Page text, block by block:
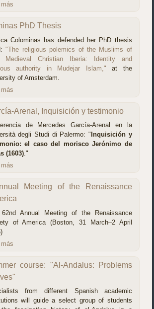
más
PhD Thesis
Colominas has defended her PhD thesis
"The religious polemics of the Muslims of
Medieval Christian Iberia: Identity and
authority in Mudejar Islam," at the
of Amsterdam.
más
Arenal, Inquisición y testimonio
de Mercedes García-Arenal en la
degli Studi di Palermo: " Inquisición y
el caso del morisco Jerónimo de
(1603)."
más
Meeting of the Renaissance
Annual Meeting of the Renaissance
of America (Boston, 31 March–2 April
más
course: "Al-Andalus: Problems
from different Spanish academic
will guide a select group of students